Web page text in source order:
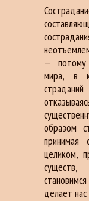
— потому
мира, в
образом
принимая
целиком,
делает нас